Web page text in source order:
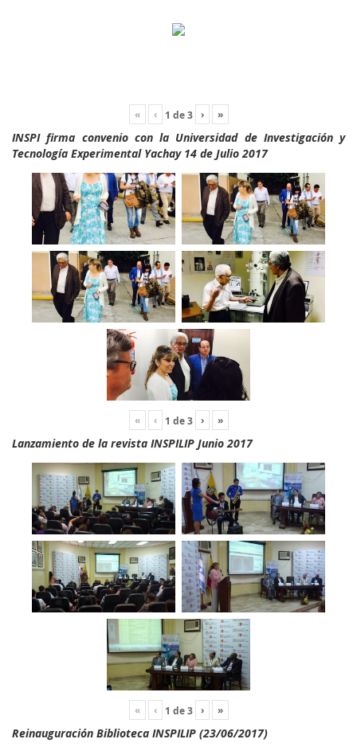
« ‹ 1 de3 › »
INSPI firma convenio con la Universidad de Investigación y
Tecnología Experimental Yachay 14 de Julio 2017
« ‹ 1 de3 › »
Lanzamiento de la revista INSPILIP Junio 2017
« ‹ 1 de3 › »
Reinauguración Biblioteca INSPILIP (23/06/2017)